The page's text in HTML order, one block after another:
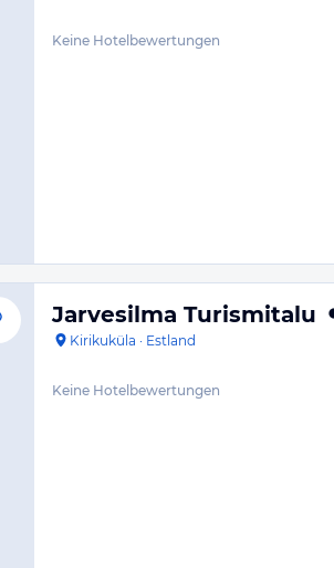
Keine Hotelbewertungen
Jarvesilma Turismitalu
Kirikuküla · Estland
Keine Hotelbewertungen